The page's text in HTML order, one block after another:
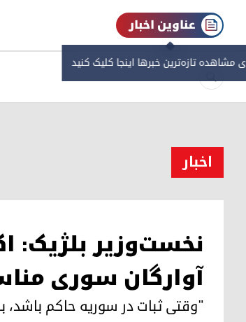
عناوین اخبار
مشاهده‌ تازه‌ترین خبرها اینجا کلیک کنید
اخبار
نخست‌وزیر بلژیک:
آوارگان سوری
"وقتی ثبات در سوریه حاکم